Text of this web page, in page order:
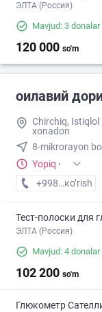
ЭЛТА (Россия)
Mavjud: 3 donalar
120 000 so'm
оилавий
Chirchiq, Istiqlol
xonadon
8-mikrorayon
Yopiq ·
+998 (97) XXX-
кo’rish
Тест-полоски для
ЭЛТА (Россия)
Mavjud: 4 donalar
102 200 so'm
Глюкометр